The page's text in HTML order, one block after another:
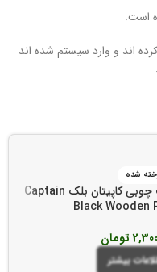
است.
اند و وارد سیستم شده اند
شده
پیپ چوبی کاپیتان بلک Captain
Black Wooden
تومان
بیشتر